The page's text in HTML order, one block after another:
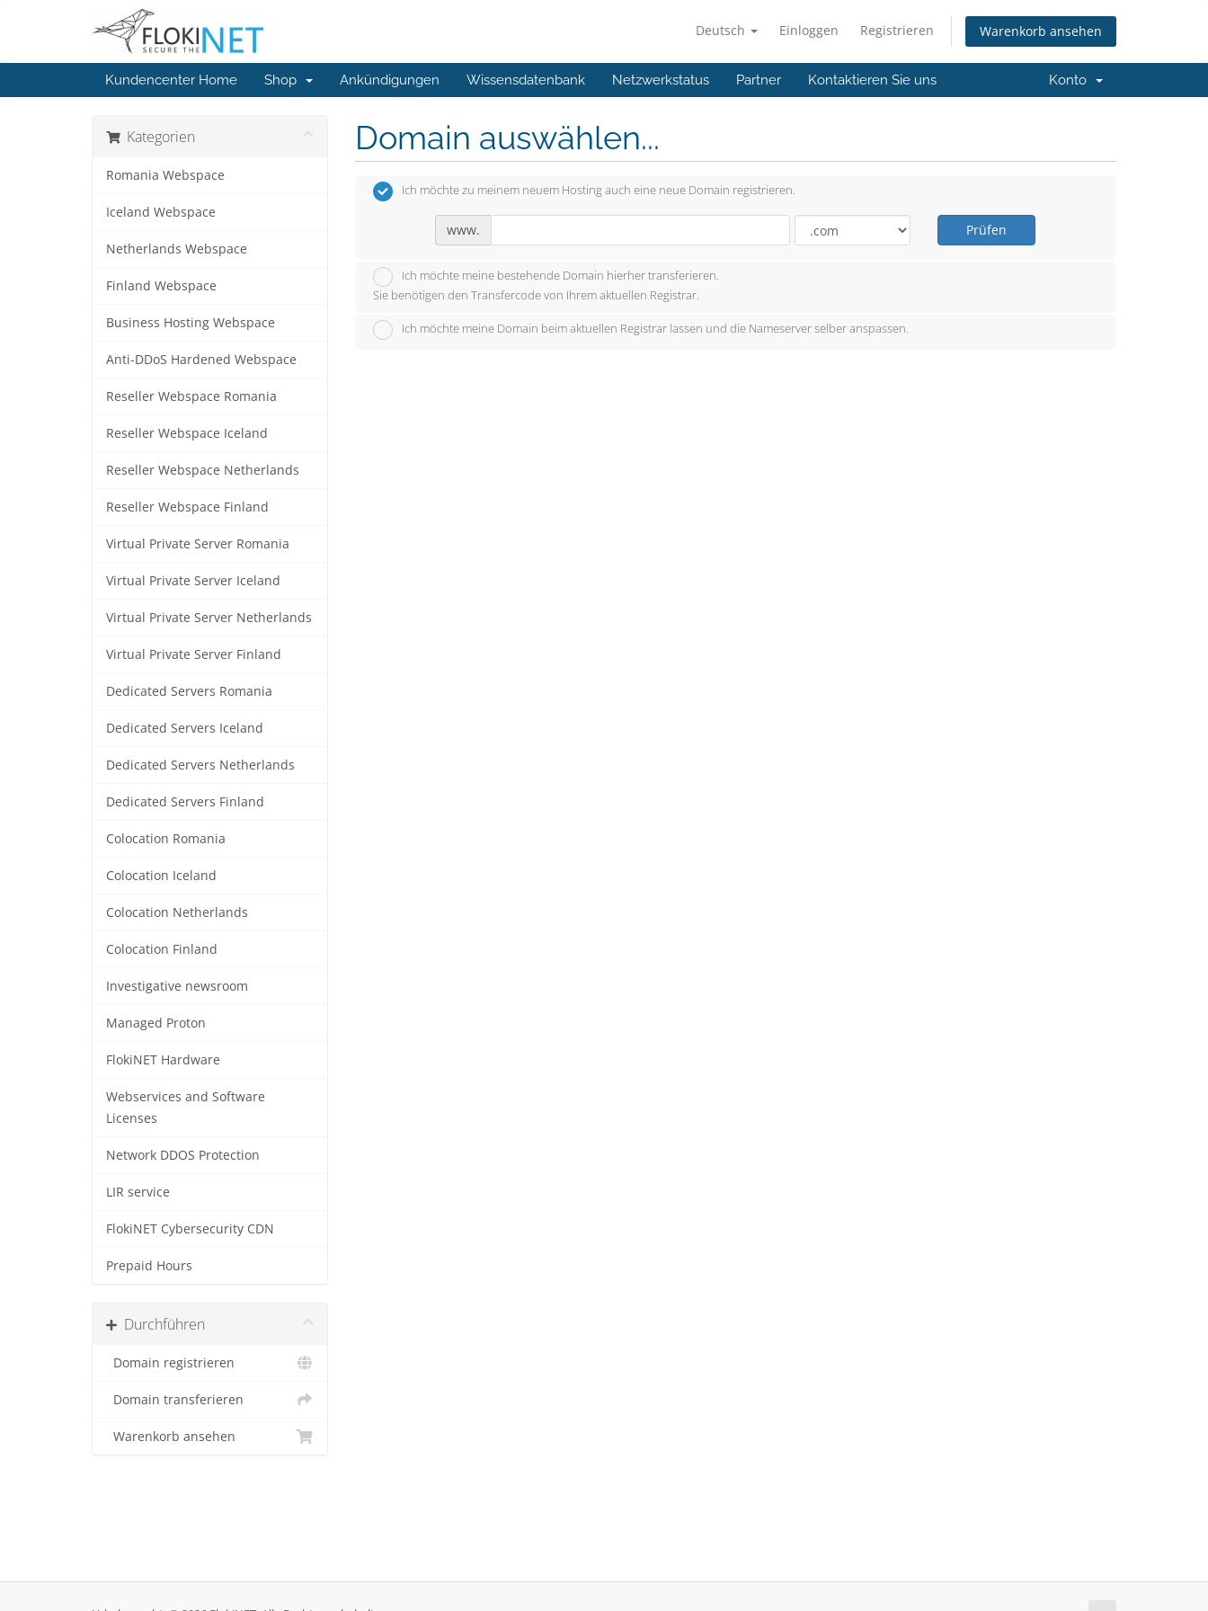
Deutsch Einloggen Registrieren Warenkorb ansehen
Kundencenter Home Shop Ankündigungen Wissensdatenbank Netzwerkstatus Partner Kontaktieren Sie uns Konto
Kategorien
Romania Webspace
Iceland Webspace
Netherlands Webspace
Finland Webspace
Business Hosting Webspace
Anti-DDoS Hardened Webspace
Reseller Webspace Romania
Reseller Webspace Iceland
Reseller Webspace Netherlands
Reseller Webspace Finland
Virtual Private Server Romania
Virtual Private Server Iceland
Virtual Private Server Netherlands
Virtual Private Server Finland
Dedicated Servers Romania
Dedicated Servers Iceland
Dedicated Servers Netherlands
Dedicated Servers Finland
Colocation Romania
Colocation Iceland
Colocation Netherlands
Colocation Finland
Investigative newsroom
Managed Proton
FlokiNET Hardware
Webservices and Software
Licenses
Network DDOS Protection
LIR service
FlokiNET Cybersecurity CDN
Prepaid Hours
Durchführen
Domain registrieren
Domain transferieren
Warenkorb ansehen
Domain auswählen...
Ich möchte zu meinem neuem Hosting auch eine neue Domain registrieren.
www. Prüfen
Ich möchte meine bestehende Domain hierher transferieren.
Sie benötigen den Transfercode von Ihrem aktuellen Registrar.
Ich möchte meine Domain beim aktuellen Registrar lassen und die Nameserver selber anspassen.